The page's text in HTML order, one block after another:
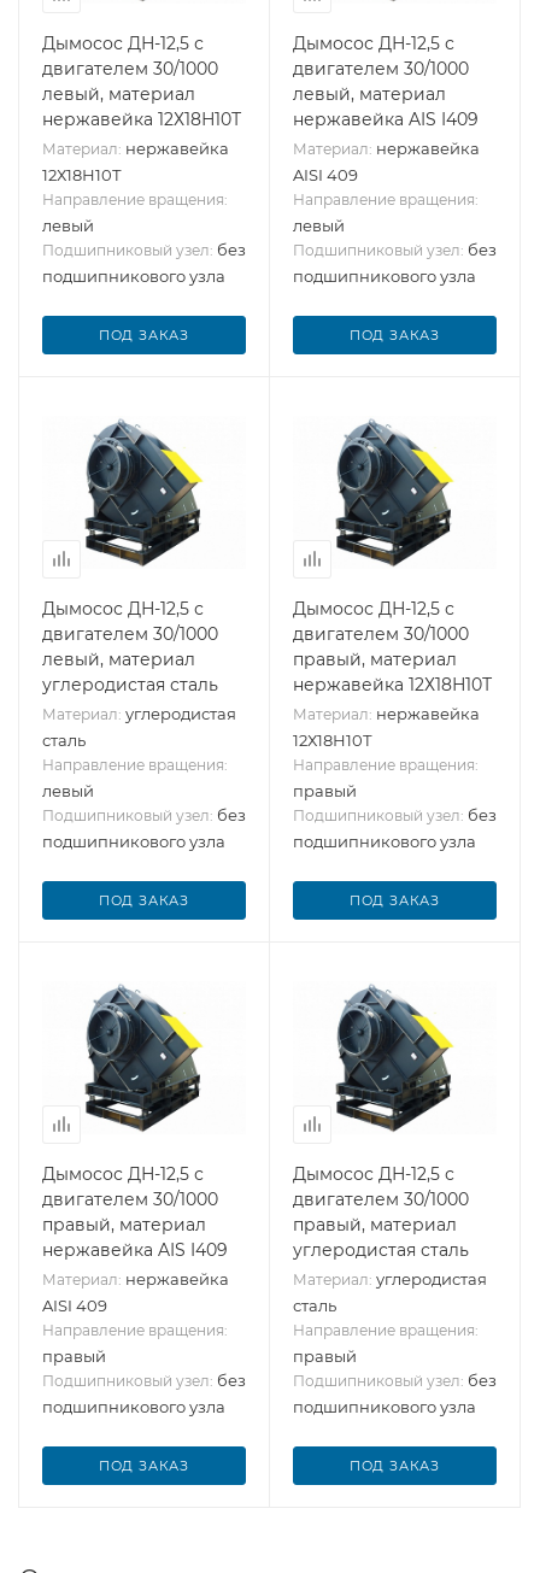
Дымосос ДН-12,5 с
двигателем 30/1000
левый, материал
нержавейка 12Х18Н10Т
Материал: нержавейка
12Х18Н10Т
Направление вращения:
левый
Подшипниковый узел: без
подшипникового узла
ПОД ЗАКАЗ
Дымосос ДН-12,5 с
двигателем 30/1000
левый, материал
нержавейка AIS I409
Материал: нержавейка
AISI 409
Направление вращения:
левый
Подшипниковый узел: без
подшипникового узла
ПОД ЗАКАЗ
Дымосос ДН-12,5 с
двигателем 30/1000
левый, материал
углеродистая сталь
Материал: углеродистая
сталь
Направление вращения:
левый
Подшипниковый узел: без
подшипникового узла
ПОД ЗАКАЗ
Дымосос ДН-12,5 с
двигателем 30/1000
правый, материал
нержавейка 12Х18Н10Т
Материал: нержавейка
12Х18Н10Т
Направление вращения:
правый
Подшипниковый узел: без
подшипникового узла
ПОД ЗАКАЗ
Дымосос ДН-12,5 с
двигателем 30/1000
правый, материал
нержавейка AIS I409
Материал: нержавейка
AISI 409
Направление вращения:
правый
Подшипниковый узел: без
подшипникового узла
ПОД ЗАКАЗ
Дымосос ДН-12,5 с
двигателем 30/1000
правый, материал
углеродистая сталь
Материал: углеродистая
сталь
Направление вращения:
правый
Подшипниковый узел: без
подшипникового узла
ПОД ЗАКАЗ